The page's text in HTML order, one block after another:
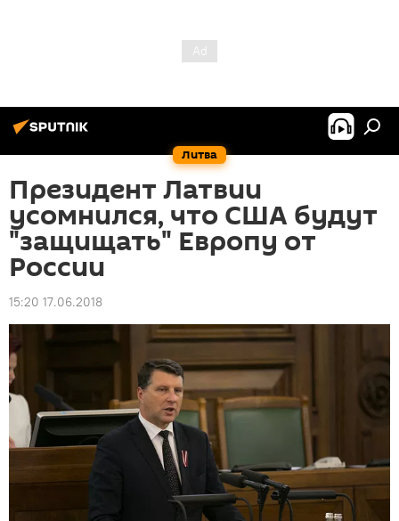
Литва
Президент Латвии
усомнился, что США будут
"защищать" Европу от
России
15:20 17.06.2018